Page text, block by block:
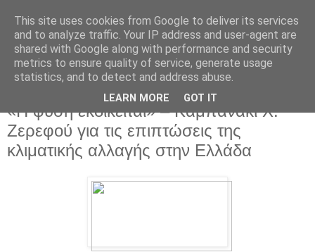
«Η φύση εκδικείται» – Καμπανάκι Χ.
Ζερεφού για τις επιπτώσεις της
κλιματικής αλλαγής στην Ελλάδα
This site uses cookies from Google to deliver its services
and to analyze traffic. Your IP address and user-agent are
shared with Google along with performance and security
metrics to ensure quality of service, generate usage
statistics, and to detect and address abuse.
LEARN MORE GOT IT